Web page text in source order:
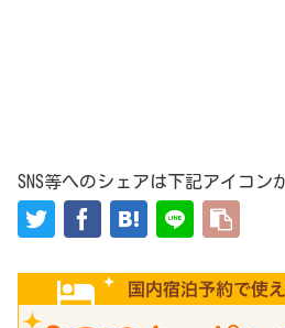
SNS等へのシェアは下記アイコン